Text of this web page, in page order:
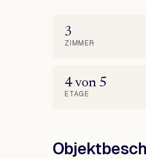
3
ZIMMER
4 von 5
ETAGE